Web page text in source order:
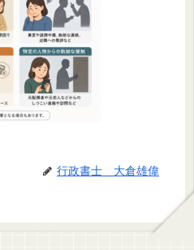
行政書士 大倉雄偉